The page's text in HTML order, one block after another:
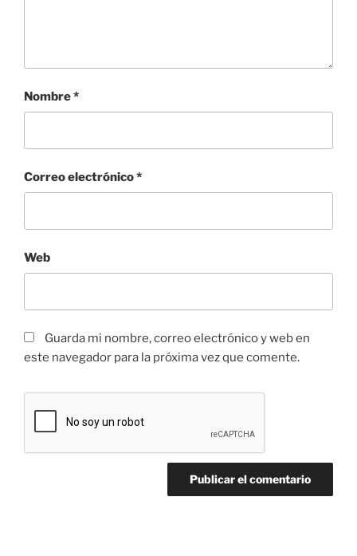
Nombre*
Correo electrónico*
Web
Guarda mi nombre, correo electrónico y web en
este navegador para la próxima vez que comente.